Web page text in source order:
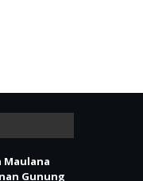
Maulana
Gunung